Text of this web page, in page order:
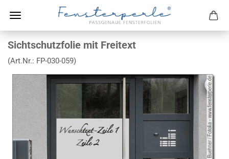
Sichtschutzfolie mit Freitext
(Art.Nr.: FP-030-059)